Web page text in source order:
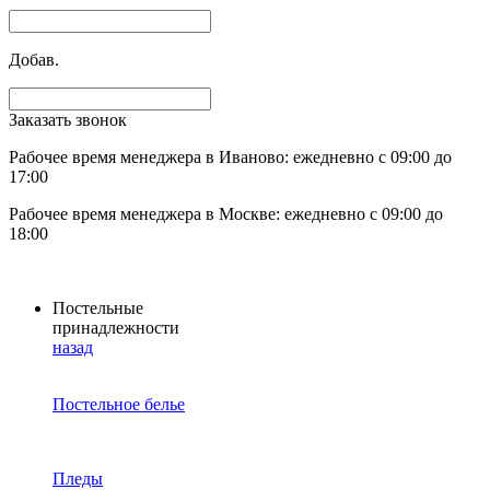
Добав.
Заказать звонок
Рабочее время менеджера в Иваново: ежедневно с 09:00 до
17:00
Рабочее время менеджера в Москве: ежедневно с 09:00 до
18:00
Постельные
принадлежности
назад
Постельное белье
Пледы